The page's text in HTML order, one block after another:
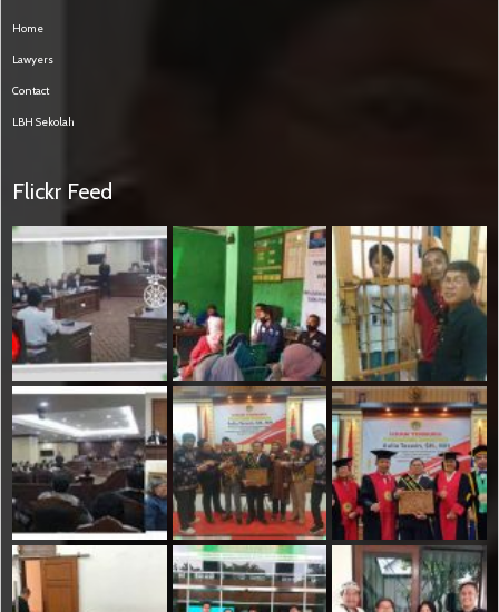
Home
Lawyers
Contact
LBH Sekolah
Flickr Feed